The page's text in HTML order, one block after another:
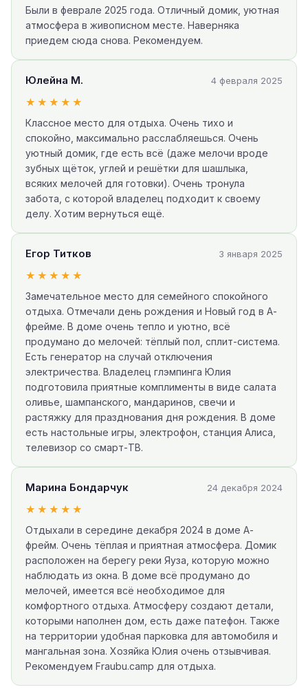
Были в феврале 2025 года. Отличный домик, уютная
атмосфера в живописном месте. Наверняка
приедем сюда снова. Рекомендуем.
Юлейна М. 4 февраля 2025
★★★★★
Классное место для отдыха. Очень тихо и
спокойно, максимально расслабляешься. Очень
уютный домик, где есть всё (даже мелочи вроде
зубных щёток, углей и решётки для шашлыка,
всяких мелочей для готовки). Очень тронула
забота, с которой владелец подходит к своему
делу. Хотим вернуться ещё.
Егор Титков 3 января 2025
★★★★★
Замечательное место для семейного спокойного
отдыха. Отмечали день рождения и Новый год в А-
фрейме. В доме очень тепло и уютно, всё
продумано до мелочей: тёплый пол, сплит-система.
Есть генератор на случай отключения
электричества. Владелец глэмпинга Юлия
подготовила приятные комплименты в виде салата
оливье, шампанского, мандаринов, свечи и
растяжку для празднования дня рождения. В доме
есть настольные игры, электрофон, станция Алиса,
телевизор со смарт-ТВ.
Марина Бондарчук 24 декабря 2024
★★★★★
Отдыхали в середине декабря 2024 в доме А-
фрейм. Очень тёплая и приятная атмосфера. Домик
расположен на берегу реки Яуза, которую можно
наблюдать из окна. В доме всё продумано до
мелочей, имеется всё необходимое для
комфортного отдыха. Атмосферу создают детали,
которыми наполнен дом, есть даже патефон. Также
на территории удобная парковка для автомобиля и
мангальная зона. Хозяйка Юлия очень отзывчивая.
Рекомендуем Fraubu.camp для отдыха.